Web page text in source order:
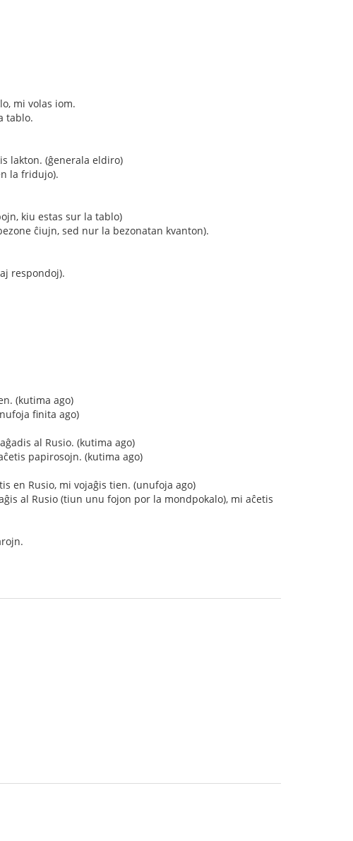
mi volas iom.
tablo.
lakton. (ĝenerala eldiro)
la fridujo).
kiu estas sur la tablo)
ĉiujn, sed nur la bezonatan kvanton).
respondoj).
(kutima ago)
finita ago)
al Rusio. (kutima ago)
papirosojn. (kutima ago)
en Rusio, mi vojaĝis tien. (unufoja ago)
al Rusio (tiun unu fojon por la mondpokalo), mi aĉetis